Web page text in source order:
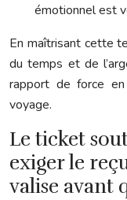
émotionnel est
En maîtrisant cette
du temps et de
rapport de force
voyage.
Le ticket
exiger le
valise avant